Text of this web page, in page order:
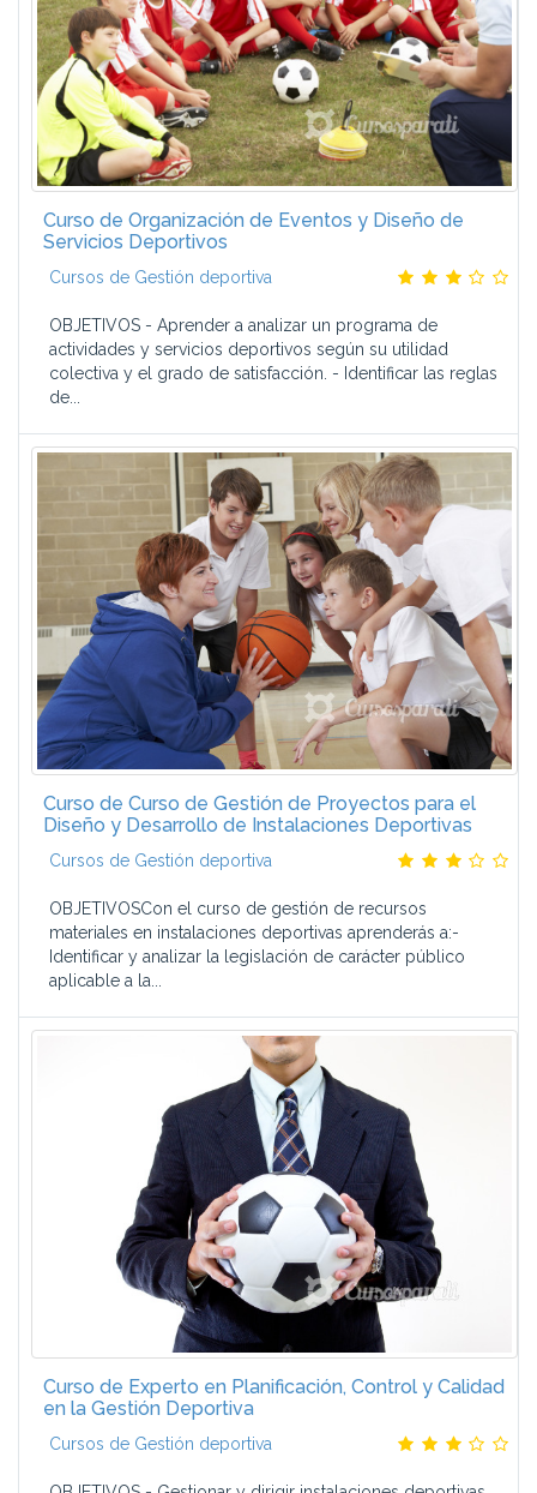
Curso de Organización de Eventos y Diseño de
Servicios Deportivos
Cursos de Gestión deportiva
OBJETIVOS - Aprender a analizar un programa de
actividades y servicios deportivos según su utilidad
colectiva y el grado de satisfacción. - Identificar las reglas
de...
Curso de Curso de Gestión de Proyectos para el
Diseño y Desarrollo de Instalaciones Deportivas
Cursos de Gestión deportiva
OBJETIVOSCon el curso de gestión de recursos
materiales en instalaciones deportivas aprenderás a:-
Identificar y analizar la legislación de carácter público
aplicable a la...
Curso de Experto en Planificación, Control y Calidad
en la Gestión Deportiva
Cursos de Gestión deportiva